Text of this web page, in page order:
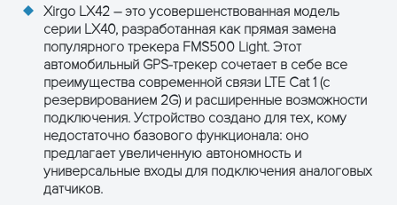
Xirgo LX42 – это усовершенствованная модель
серии LX40, разработанная как прямая замена
популярного трекера FMS500 Light. Этот
автомобильный GPS-трекер сочетает в себе все
преимущества современной связи LTE Cat 1 (с
резервированием 2G) и расширенные возможности
подключения. Устройство создано для тех, кому
недостаточно базового функционала: оно
предлагает увеличенную автономность и
универсальные входы для подключения аналоговых
датчиков.
Безопасность
(Jamming detection)
Физические характеристики
Размеры 68 x 91 x 19 мм
Вес
65 г
Рабочая
температура